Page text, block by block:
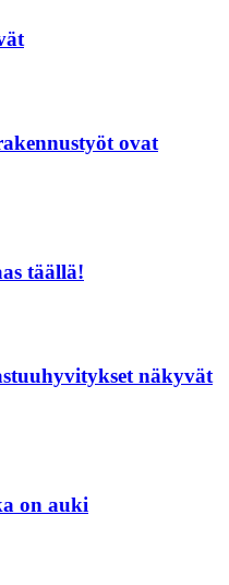
ovat
täällä!
näkyvät
on auki